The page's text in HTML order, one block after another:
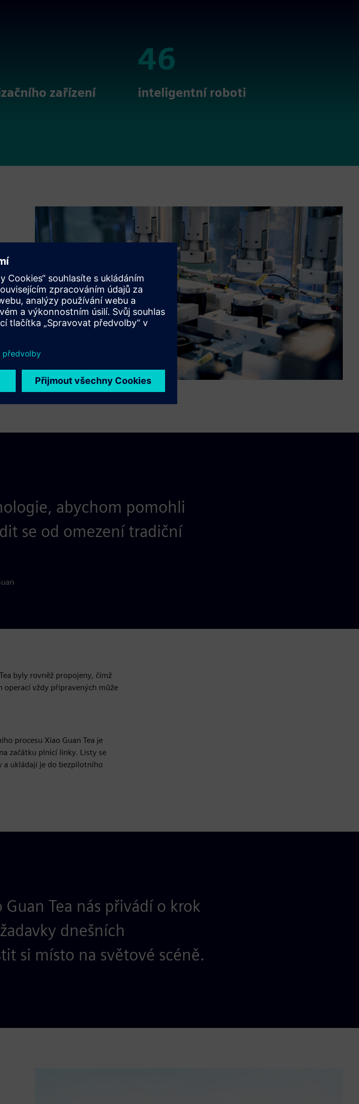
zařízení
46
46
inteligentní roboti
abychom pomohli
se od omezení tradiční
byly rovněž propojeny, čímž
operací vždy připravených může
procesu Xiao Guan Tea je
začátku plnicí linky. Listy se
a ukládají je do bezpilotního
Tea nás přivádí o krok
dnešních
si místo na světové scéně.